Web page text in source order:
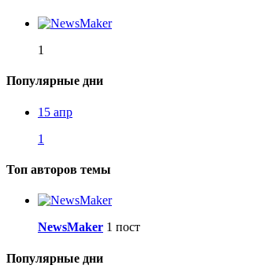
1
Популярные дни
15 апр
1
Топ авторов темы
NewsMaker 1 пост
Популярные дни